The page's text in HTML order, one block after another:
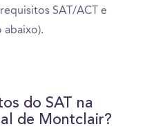
SAT/ACT e
abaixo).
do SAT na
de Montclair?